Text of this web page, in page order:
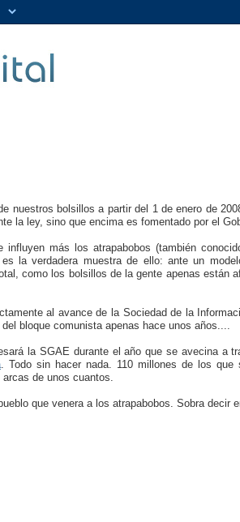
nuestros bolsillos a partir del 1 de enero de
la ley, sino que encima es fomentado por el
más los atrapabobos (también
la verdadera muestra de ello: ante un
como los bolsillos de la gente apenas están
al avance de la Sociedad de la
bloque comunista apenas hace unos años....
la SGAE durante el año que se avecina a
. Todo sin hacer nada. 110 millones de los
de unos cuantos.
que venera a los atrapabobos. Sobra decir